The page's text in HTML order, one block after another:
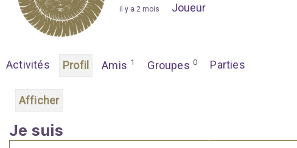
il y a 2 mois Joueur
Activités Profil Amis 1 Groupes 0 Parties
Afficher
Je suis